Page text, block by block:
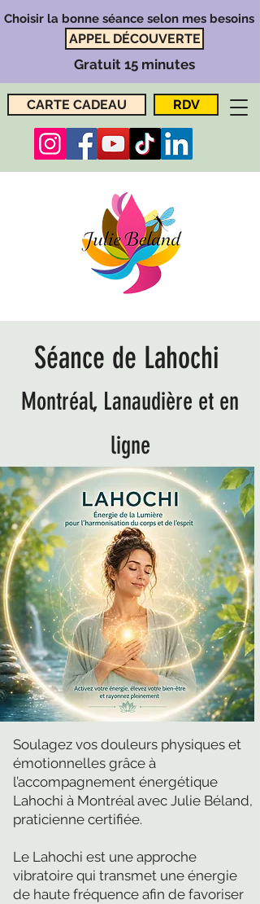
CARTE CADEAU RDV
Choisir la bonne séance selon mes besoins
APPEL DÉCOUVERTE
Gratuit 15 minutes
Séance de Lahochi
Montréal, Lanaudière et en
ligne
Soulagez vos douleurs physiques et
émotionnelles grâce à
l’accompagnement énergétique
Lahochi à Montréal avec Julie Béland,
praticienne certifiée.
Le Lahochi est une approche
vibratoire qui transmet une énergie
de haute fréquence afin de favoriser